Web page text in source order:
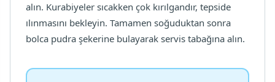
alın. Kurabiyeler sıcakken çok kırılgandır, tepside
ılınmasını bekleyin. Tamamen soğuduktan sonra
bolca pudra şekerine bulayarak servis tabağına alın.